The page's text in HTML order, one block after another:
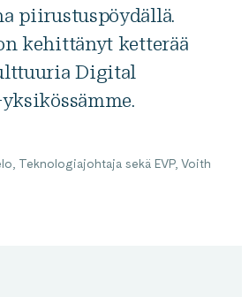
piirustuspöydällä.
kehittänyt ketterää
Digital
Teknologiajohtaja sekä EVP, Voith